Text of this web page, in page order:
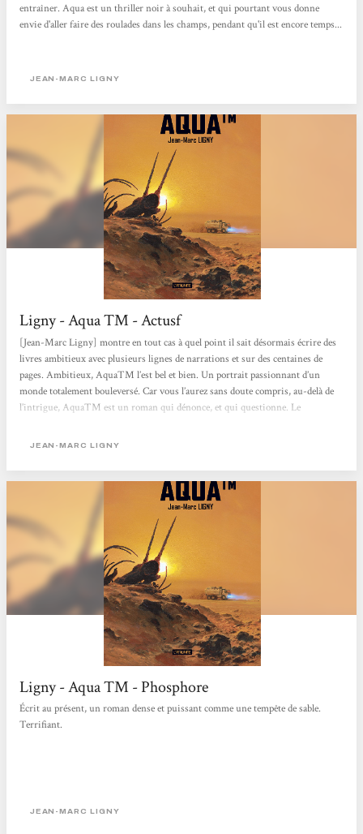
entraîner. Aqua est un thriller noir à souhait, et qui pourtant vous donne
envie d'aller faire des roulades dans les champs, pendant qu'il est encore temps...
JEAN-MARC LIGNY
Ligny - Aqua TM - Actusf
[Jean-Marc Ligny] montre en tout cas à quel point il sait désormais écrire des
livres ambitieux avec plusieurs lignes de narrations et sur des centaines de
pages. Ambitieux, AquaTM l’est bel et bien. Un portrait passionnant d’un
monde totalement bouleversé. Car vous l’aurez sans doute compris, au-delà de
l’intrigue, AquaTM est un roman qui dénonce, et qui questionne. Le
toute puissance des multinationales, l’abandon de l’Afrique, la montée des
JEAN-MARC LIGNY
Ligny - Aqua TM - Phosphore
Écrit au présent, un roman dense et puissant comme une tempête de sable.
Terrifiant.
JEAN-MARC LIGNY